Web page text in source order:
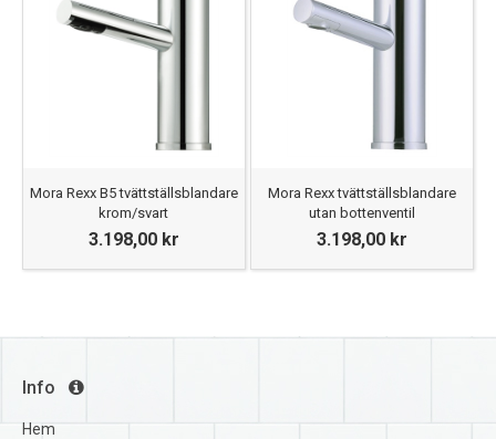
Mora Rexx B5 tvättställsblandare
krom/svart
3.198,00 kr
Mora Rexx tvättställsblandare
utan bottenventil
3.198,00 kr
Info
Hem